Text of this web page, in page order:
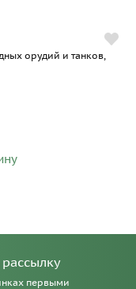
орудий и танков,
первыми